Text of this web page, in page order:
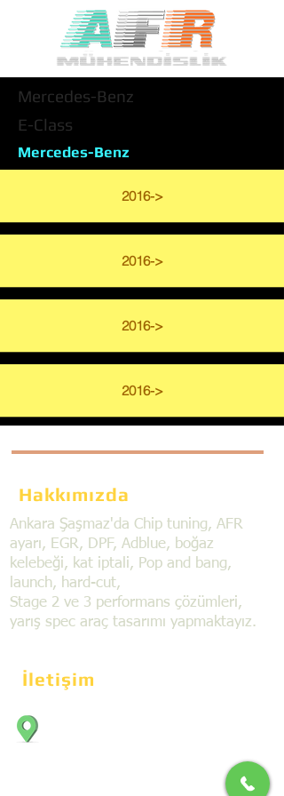
Mercedes-Benz
E-Class
Mercedes-Benz
2016->
2016->
2016->
2016->
Hakkımızda
Ankara Şaşmaz'da Chip tuning, AFR
ayarı, EGR, DPF, Adblue, boğaz
kelebeği, kat iptali, Pop and bang,
launch, hard-cut,
Stage 2 ve 3 performans çözümleri,
yarış spec araç tasarımı yapmaktayız.
İletişim